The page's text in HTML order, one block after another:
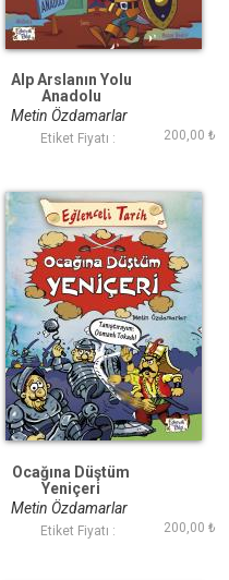
Alp Arslanın Yolu
Anadolu
Metin Özdamarlar
Etiket Fiyatı : 200,00 ₺
Ocağına Düştüm
Yeniçeri
Metin Özdamarlar
Etiket Fiyatı : 200,00 ₺